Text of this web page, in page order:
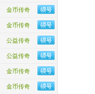
金币传奇
金币传奇
公益传奇
公益传奇
金币传奇
金币传奇